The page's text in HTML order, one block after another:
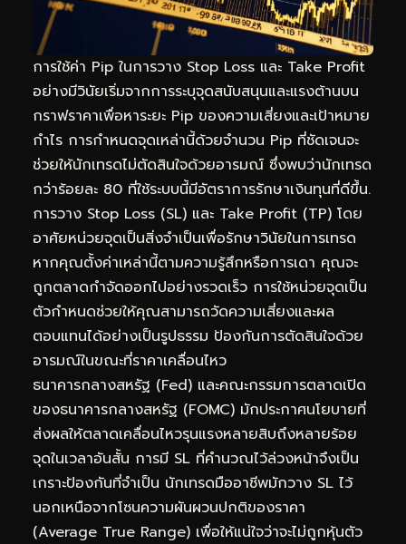
การใช้ค่า Pip ในการวาง Stop Loss และ Take Profit
อย่างมีวินัยเริ่มจากการระบุจุดสนับสนุนและแรงต้านบน
กราฟราคาเพื่อหาระยะ Pip ของความเสี่ยงและเป้าหมาย
กำไร การกำหนดจุดเหล่านี้ด้วยจำนวน Pip ที่ชัดเจนจะ
ช่วยให้นักเทรดไม่ตัดสินใจด้วยอารมณ์ ซึ่งพบว่านักเทรด
กว่าร้อยละ 80 ที่ใช้ระบบนี้มีอัตราการรักษาเงินทุนที่ดีขึ้น.
การวาง Stop Loss (SL) และ Take Profit (TP) โดย
อาศัยหน่วยจุดเป็นสิ่งจำเป็นเพื่อรักษาวินัยในการเทรด
หากคุณตั้งค่าเหล่านี้ตามความรู้สึกหรือการเดา คุณจะ
ถูกตลาดกำจัดออกไปอย่างรวดเร็ว การใช้หน่วยจุดเป็น
ตัวกำหนดช่วยให้คุณสามารถวัดความเสี่ยงและผล
ตอบแทนได้อย่างเป็นรูปธรรม ป้องกันการตัดสินใจด้วย
อารมณ์ในขณะที่ราคาเคลื่อนไหว
ธนาคารกลางสหรัฐ (Fed) และคณะกรรมการตลาดเปิด
ของธนาคารกลางสหรัฐ (FOMC) มักประกาศนโยบายที่
ส่งผลให้ตลาดเคลื่อนไหวรุนแรงหลายสิบถึงหลายร้อย
จุดในเวลาอันสั้น การมี SL ที่คำนวณไว้ล่วงหน้าจึงเป็น
เกราะป้องกันที่จำเป็น นักเทรดมืออาชีพมักวาง SL ไว้
นอกเหนือจากโซนความผันผวนปกติของราคา
(Average True Range) เพื่อให้แน่ใจว่าจะไม่ถูกหุ้นตัว